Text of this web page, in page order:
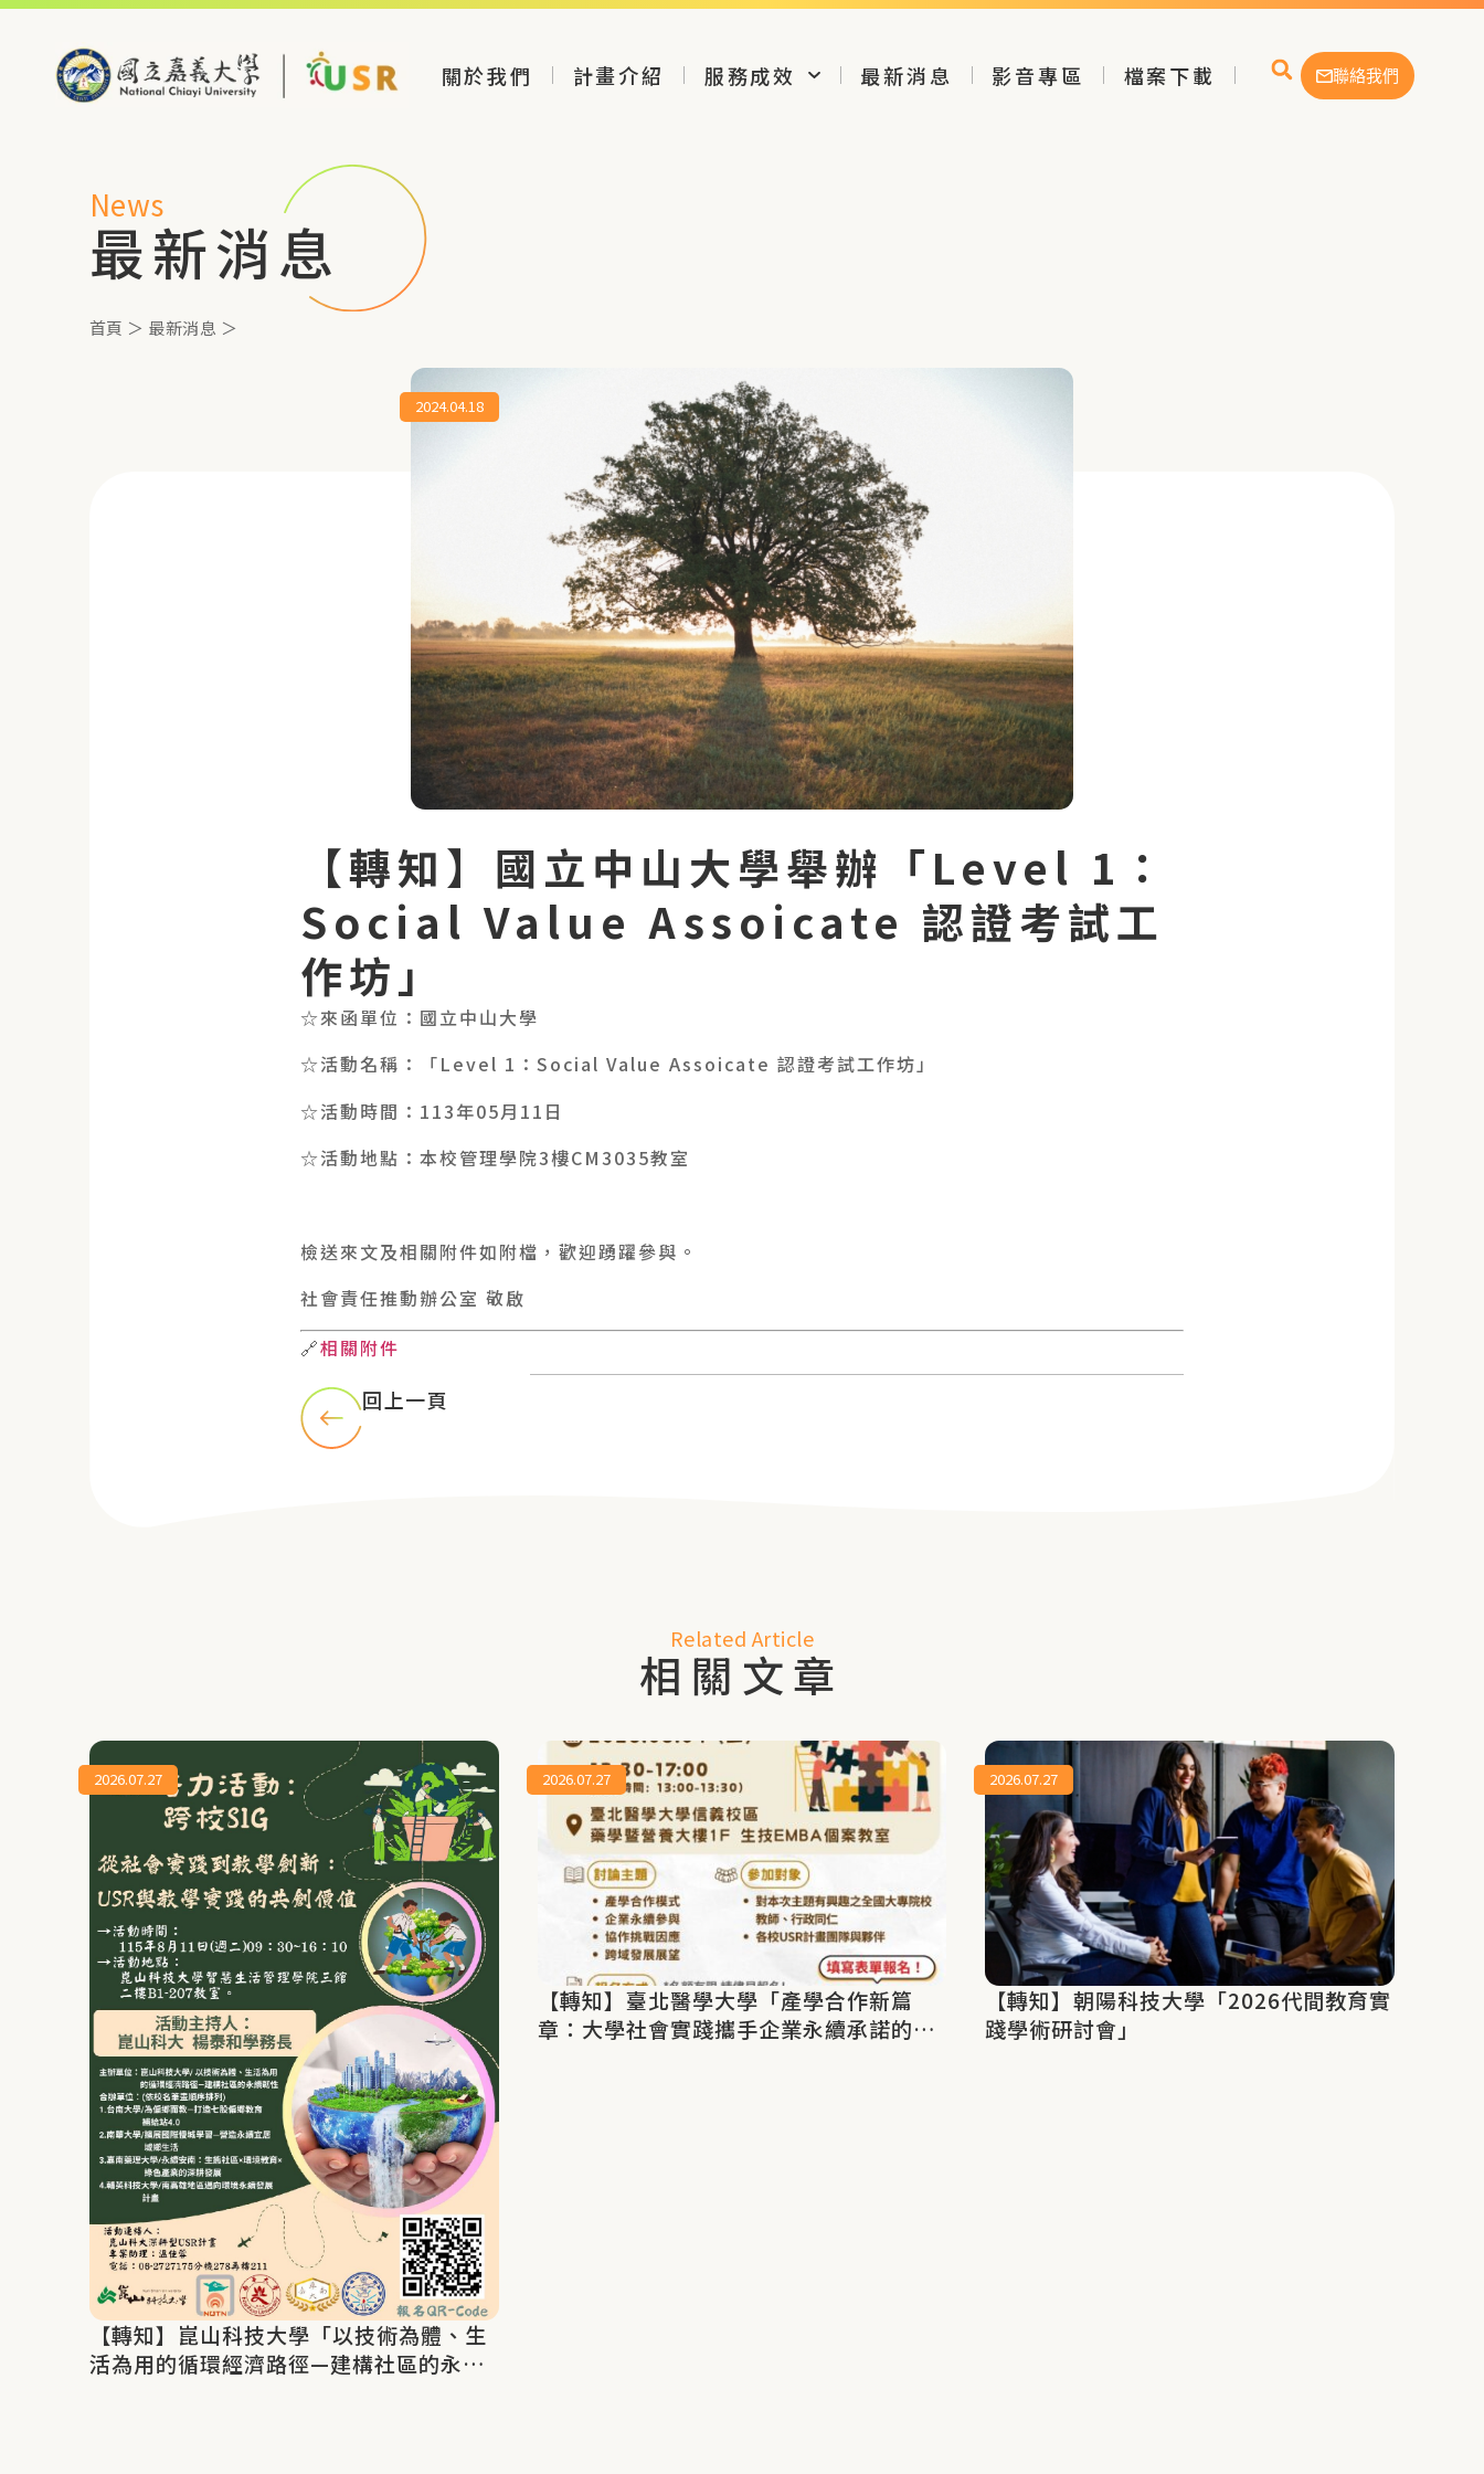
關於我們 計畫介紹 服務成效 最新消息 影音專區 檔案下載 聯絡我們
News
最新消息
首頁 ＞ 最新消息 ＞
2024.04.18
【轉知】國立中山大學舉辦「Level 1：
Social Value Assoicate 認證考試工
作坊」
☆來函單位：國立中山大學
☆活動名稱：「Level 1：Social Value Assoicate 認證考試工作坊」
☆活動時間：113年05月11日
☆活動地點：本校管理學院3樓CM3035教室
檢送來文及相關附件如附檔，歡迎踴躍參與。
社會責任推動辦公室 敬啟
🔗相關附件
回上一頁
Related Article
相關文章
【轉知】崑山科技大學「以技術為體、生
活為用的循環經濟路徑—建構社區的永續
2026.07.27
【轉知】臺北醫學大學「產學合作新篇
章：大學社會實踐攜手企業永續承諾的機
2026.07.27
【轉知】朝陽科技大學「2026代間教育實
踐學術研討會」
2026.07.27